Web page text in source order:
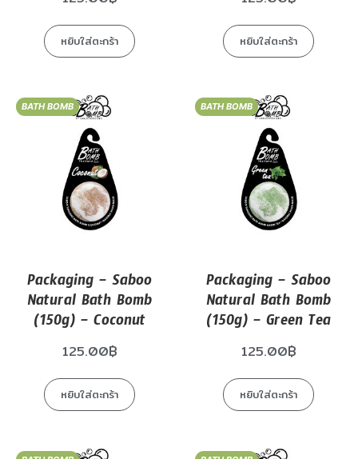
หยิบใส่ตะกร้า หยิบใส่ตะกร้า
BATH BOMB
Packaging – Saboo
Natural Bath Bomb
(150g) – Coconut
125.00฿
หยิบใส่ตะกร้า
BATH BOMB
Packaging – Saboo
Natural Bath Bomb
(150g) – Green Tea
125.00฿
หยิบใส่ตะกร้า